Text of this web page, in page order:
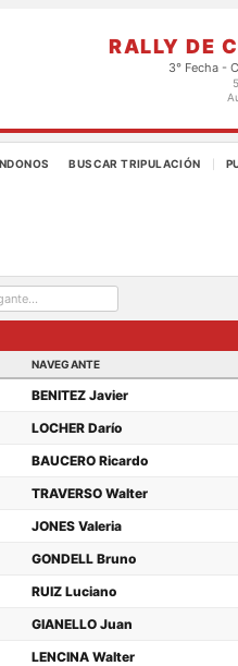
RALLY DE
3° Fecha -
BUSCAR TRIPULACIÓN
NAVEGANTE
BENITEZ Javier
LOCHER Darío
BAUCERO Ricardo
TRAVERSO Walter
JONES Valeria
GONDELL Bruno
RUIZ Luciano
GIANELLO Juan
LENCINA Walter